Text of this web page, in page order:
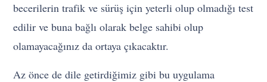
becerilerin trafik ve sürüş için yeterli olup olmadığı test
edilir ve buna bağlı olarak belge sahibi olup
olamayacağınız da ortaya çıkacaktır.
Az önce de dile getirdiğimiz gibi bu uygulama